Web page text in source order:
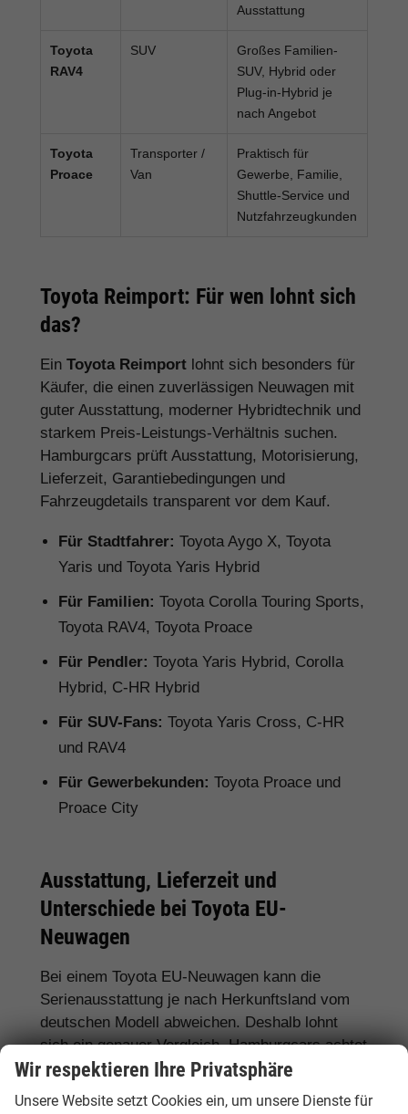
Ausstattung
Toyota
RAV4
SUV
Großes Familien-
SUV, Hybrid oder
Plug-in-Hybrid je
nach Angebot
Toyota
Proace
Transporter /
Van
Praktisch für
Gewerbe, Familie,
Shuttle-Service und
Nutzfahrzeugkunden
Toyota Reimport: Für wen lohnt sich
das?
Ein Toyota Reimport lohnt sich besonders für
Käufer, die einen zuverlässigen Neuwagen mit
guter Ausstattung, moderner Hybridtechnik und
starkem Preis-Leistungs-Verhältnis suchen.
Hamburgcars prüft Ausstattung, Motorisierung,
Lieferzeit, Garantiebedingungen und
Fahrzeugdetails transparent vor dem Kauf.
Für Stadtfahrer: Toyota Aygo X, Toyota
Yaris und Toyota Yaris Hybrid
Für Familien: Toyota Corolla Touring Sports,
Toyota RAV4, Toyota Proace
Für Pendler: Toyota Yaris Hybrid, Corolla
Hybrid, C-HR Hybrid
Für SUV-Fans: Toyota Yaris Cross, C-HR
und RAV4
Für Gewerbekunden: Toyota Proace und
Proace City
Ausstattung, Lieferzeit und
Unterschiede bei Toyota EU-
Neuwagen
Bei einem Toyota EU-Neuwagen kann die
Serienausstattung je nach Herkunftsland vom
deutschen Modell abweichen. Deshalb lohnt
sich ein genauer Vergleich. Hamburgcars achtet
für Sie auf wichtige Details wie Motorisierung,
Hybridantrieb, Ausstattungslinie,
Wir respektieren Ihre Privatsphäre
Unsere Website setzt Cookies ein, um unsere Dienste für